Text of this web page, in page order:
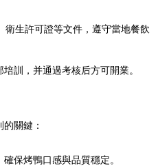
生許可證等文件，遵守當地餐飲
訓，并通過考核后方可開業。
關鍵：
保烤鴨口感與品質穩定。